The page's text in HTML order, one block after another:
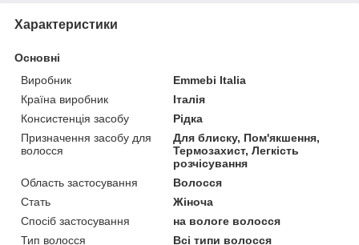
Характеристики
Основні
Виробник
Emmebi Italia
Країна виробник
Італія
Консистенція засобу
Рідка
Призначення засобу для
волосся
Для блиску, Пом'якшення,
Термозахист, Легкість
розчісування
Область застосування
Волосся
Стать
Жіноча
Спосіб застосування
на вологе волосся
Тип волосся
Всі типи волосся